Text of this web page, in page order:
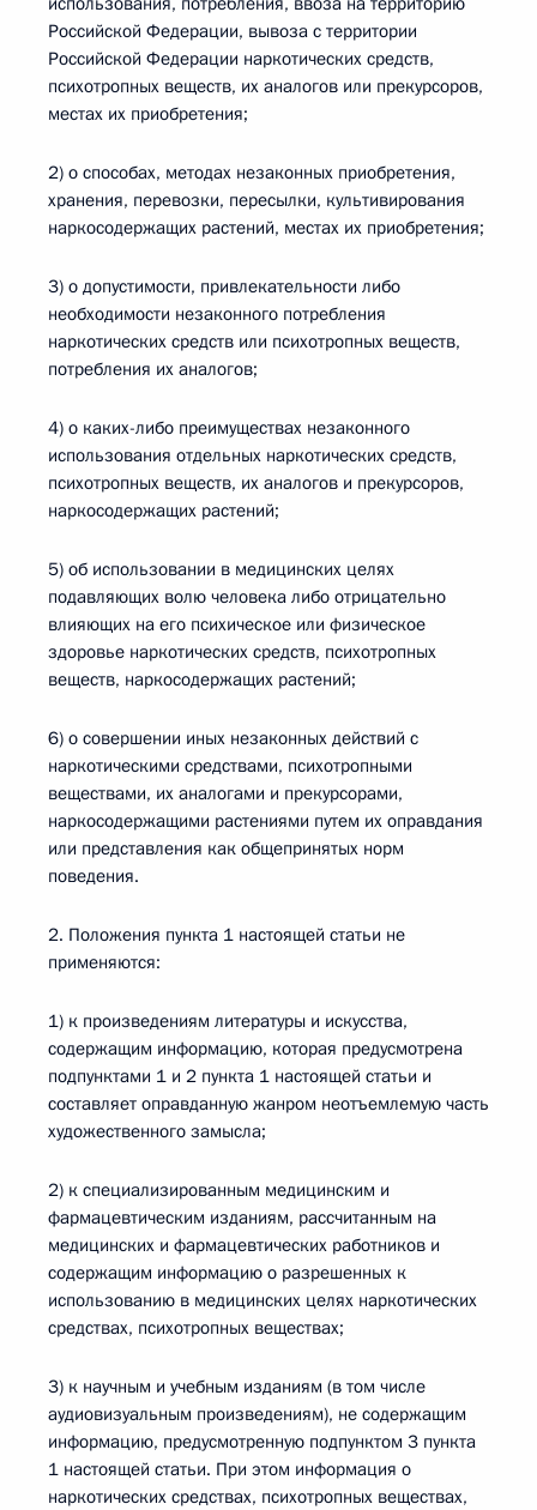
Российской Федерации, вывоза с территории
Российской Федерации наркотических средств,
психотропных веществ, их аналогов или прекурсоров,
местах их приобретения;
2) о способах, методах незаконных приобретения,
хранения, перевозки, пересылки, культивирования
наркосодержащих растений, местах их приобретения;
3) о допустимости, привлекательности либо
необходимости незаконного потребления
наркотических средств или психотропных веществ,
потребления их аналогов;
4) о каких-либо преимуществах незаконного
использования отдельных наркотических средств,
психотропных веществ, их аналогов и прекурсоров,
наркосодержащих растений;
5) об использовании в медицинских целях
подавляющих волю человека либо отрицательно
влияющих на его психическое или физическое
здоровье наркотических средств, психотропных
веществ, наркосодержащих растений;
6) о совершении иных незаконных действий с
наркотическими средствами, психотропными
веществами, их аналогами и прекурсорами,
наркосодержащими растениями путем их оправдания
или представления как общепринятых норм
поведения.
2. Положения пункта 1 настоящей статьи не
применяются:
1) к произведениям литературы и искусства,
содержащим информацию, которая предусмотрена
подпунктами 1 и 2 пункта 1 настоящей статьи и
составляет оправданную жанром неотъемлемую часть
художественного замысла;
2) к специализированным медицинским и
фармацевтическим изданиям, рассчитанным на
медицинских и фармацевтических работников и
содержащим информацию о разрешенных к
использованию в медицинских целях наркотических
средствах, психотропных веществах;
3) к научным и учебным изданиям (в том числе
аудиовизуальным произведениям), не содержащим
информацию, предусмотренную подпунктом 3 пункта
1 настоящей статьи. При этом информация о
наркотических средствах, психотропных веществах,